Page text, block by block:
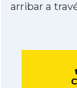
arribar a